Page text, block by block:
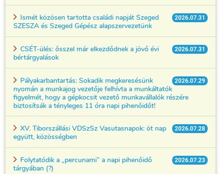
2026.07.31
Ismét közösen tartotta családi napját Szeged
SZESZA és Szeged Gépész alapszervezetünk
2026.07.31
CSÉT-ülés: ősszel már elkezdődnek a jövő évi
bértárgyalások
2026.07.29
Pályakarbantartás: Sokadik megkeresésünk
nyomán a munkajog vezetője felhívta a munkáltatók
figyelmét, hogy a gépkocsit vezető munkavállalók részére
biztosítsák a tényleges 11 óra napi pihenőidőt!
2026.07.28
XV. Tiborszállási VDSzSz Vasutasnapok: öt nap
együtt, közösségben
2026.07.23
Folytatódik a „percunami” a napi pihenőidő
tárgyában (?)